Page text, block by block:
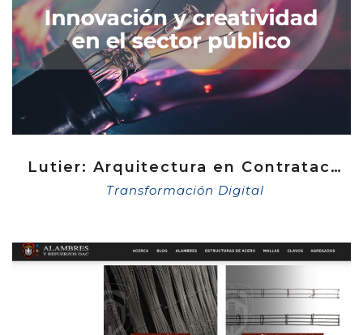
Lutier: Arquitectura en Contrataciones Públicas
Transformación Digital